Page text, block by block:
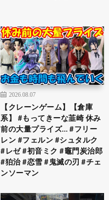
2026.08.07
【クレーンゲーム】【倉庫
系】 #もってきーな韮崎 休み
前の大量プライズ… #フリー
レン #フェルン #シュタルク
#レゼ #初音ミク #竈門炭治郎
#狛治 #恋雪 #鬼滅の刃 #チェ
ンソーマン